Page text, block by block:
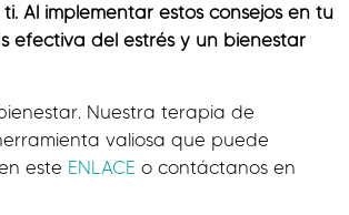
Al implementar estos consejos en tu
efectiva del estrés y un bienestar
Nuestra terapia de
valiosa que puede
este ENLACE o contáctanos en